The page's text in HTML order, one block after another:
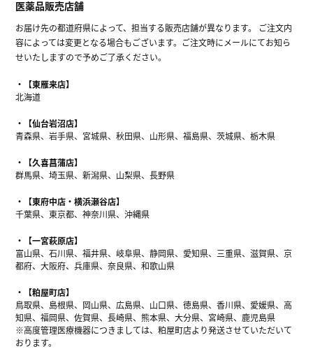
医薬品販売店舗
お届け先の都道府県によって、担当する販売店舗が異なります。 ご注文内
容によっては変更となる場合もございます。ご注文時にメールにてお知ら
せいたしますので予めご了承ください。
【東雁来店】
北海道
【仙台岩沼店】
青森県、岩手県、宮城県、秋田県、山形県、福島県、茨城県、栃木県
【久喜菖蒲店】
群馬県、埼玉県、新潟県、山梨県、長野県
【東府中店・横浜瀬谷店】
千葉県、東京都、神奈川県、沖縄県
【一宮萩原店】
富山県、石川県、福井県、岐阜県、静岡県、愛知県、三重県、滋賀県、京
都府、大阪府、兵庫県、奈良県、和歌山県
【粕屋町店】
鳥取県、島根県、岡山県、広島県、山口県、徳島県、香川県、愛媛県、高
知県、福岡県、佐賀県、長崎県、熊本県、大分県、宮崎県、鹿児島県
※高度管理医療機器につきましては、粕屋町店より発送させていただいて
おります。